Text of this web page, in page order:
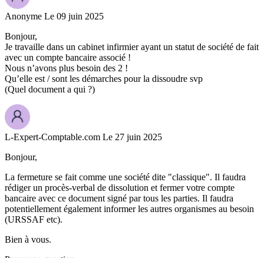
Anonyme Le 09 juin 2025
Bonjour,
Je travaille dans un cabinet infirmier ayant un statut de société de fait
avec un compte bancaire associé !
Nous n’avons plus besoin des 2 !
Qu’elle est / sont les démarches pour la dissoudre svp
(Quel document a qui ?)
L-Expert-Comptable.com Le 27 juin 2025
Bonjour,
La fermeture se fait comme une société dite "classique". Il faudra
rédiger un procès-verbal de dissolution et fermer votre compte
bancaire avec ce document signé par tous les parties. Il faudra
potentiellement également informer les autres organismes au besoin
(URSSAF etc).
Bien à vous.